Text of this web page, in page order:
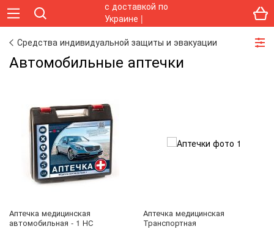
Средства индивидуальной защиты и эвакуации
Автомобильные аптечки
Аптечка медицинская
автомобильная - 1 НС
Аптечка медицинская
Транспортная